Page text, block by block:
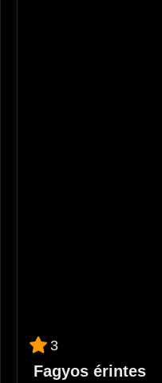
3
Fagyos érintes